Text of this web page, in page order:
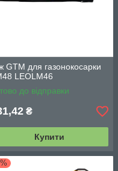
GTM для газонокосарки
LEOLM46
до відправки
₴
Купити